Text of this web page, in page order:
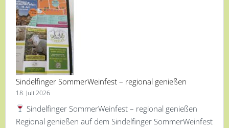
Sindelfinger SommerWeinfest – regional genießen
18. Juli 2026
Sindelfinger SommerWeinfest – regional genießen
Regional genießen auf dem Sindelfinger SommerWeinfest